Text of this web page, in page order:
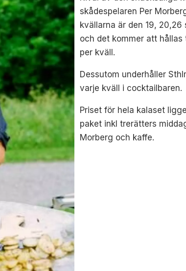
skådespelaren Per
kvällarna är den 19, 20,26
och det kommer att
per kväll.
Dessutom underhåller
varje kväll i cocktailbaren.
Priset för hela kalaset
paket inkl trerätters
Morberg och kaffe.